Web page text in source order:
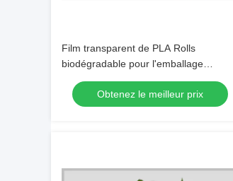
Film transparent de PLA Rolls
biodégradable pour l'emballage
d'oignon blanc de nourriture
Obtenez le meilleur prix